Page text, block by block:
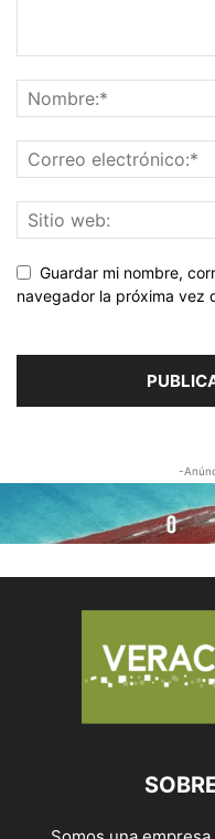
Guardar mi nombre,
navegador la próxima vez
-